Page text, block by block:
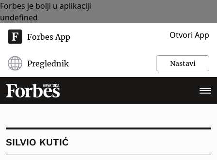
Forbes je bolji u aplikaciji
undefined
Forbes App Otvori App
Preglednik Nastavi
SILVIO KUTIĆ